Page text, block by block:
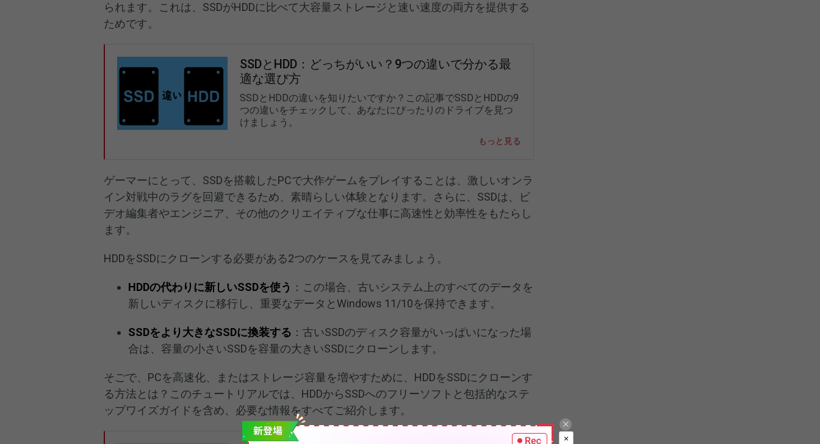
られます。これは、SSDがHDDに比べて大容量ストレージと速い速度の両方を提供する
ためです。
SSDとHDD：どっちがいい？9つの違いで分かる最
適な選び方
SSDとHDDの違いを知りたいですか？この記事でSSDとHDDの9
つの違いをチェックして、あなたにぴったりのドライブを見つ
けましょう。
もっと見る
ゲーマーにとって、SSDを搭載したPCで大作ゲームをプレイすることは、激しいオンラ
イン対戦中のラグを回避できるため、素晴らしい体験となります。さらに、SSDは、ビ
デオ編集者やエンジニア、その他のクリエイティブな仕事に高速性と効率性をもたらし
ます。
HDDをSSDにクローンする必要がある2つのケースを見てみましょう。
HDDの代わりに新しいSSDを使う ：この場合、古いシステム上のすべてのデータを
新しいディスクに移行し、重要なデータとWindows 11/10を保持できます。
SSDをより大きなSSDに換装する ：古いSSDのディスク容量がいっぱいになった場
合は、容量の小さいSSDを容量の大きいSSDにクローンします。
そごで、PCを高速化、またはストレージ容量を増やすために、HDDをSSDにクローンす
る方法とは？このチュートリアルでは、HDDからSSDへのフリーソフトと包括的なステ
ップワイズガイドを含め、必要な情報をすべてご紹介します。